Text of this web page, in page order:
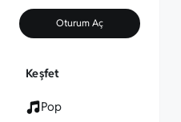
Oturum Aç
Keşfet
Pop